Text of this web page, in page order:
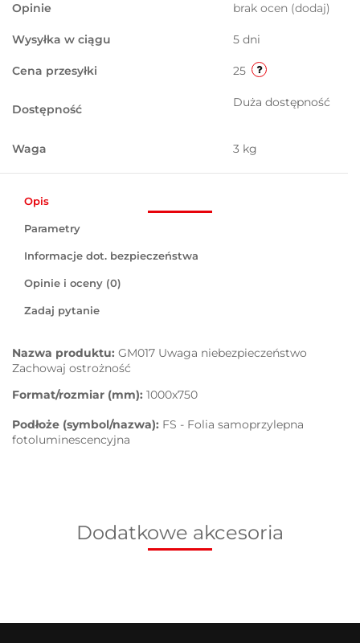
Opinie brak ocen (dodaj)
Wysyłka w ciągu 5 dni
Cena przesyłki 25
Dostępność Duża dostępność
Waga 3 kg
Opis
Parametry
Informacje dot. bezpieczeństwa
Opinie i oceny (0)
Zadaj pytanie
Nazwa produktu: GM017 Uwaga niebezpieczeństwo
Zachowaj ostrożność
Format/rozmiar (mm): 1000x750
Podłoże (symbol/nazwa): FS - Folia samoprzylepna
fotoluminescencyjna
Dodatkowe akcesoria